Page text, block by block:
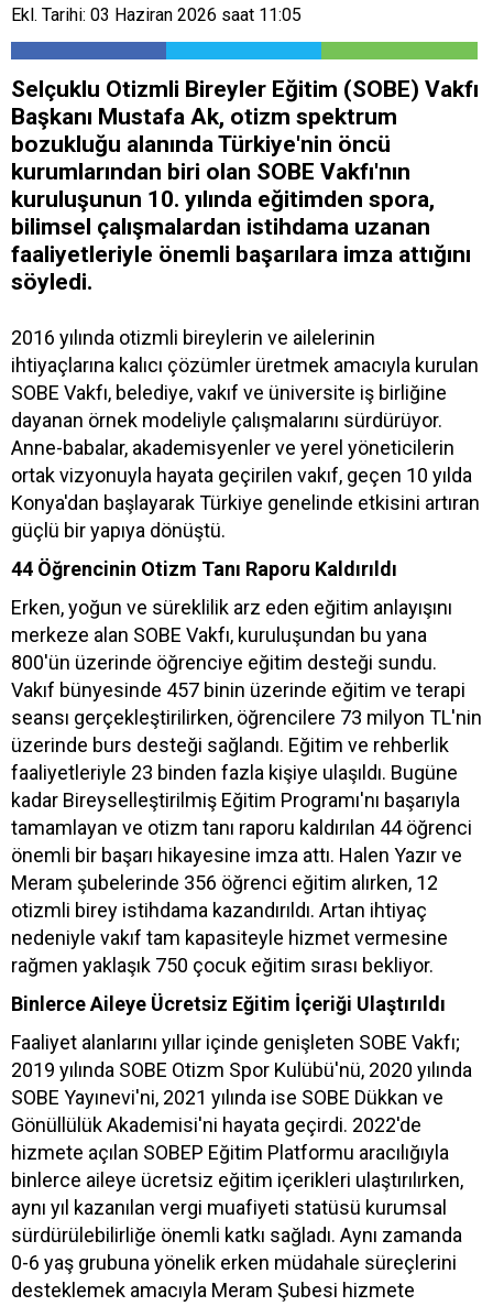
Ekl. Tarihi: 03 Haziran 2026 saat 11:05
Selçuklu Otizmli Bireyler Eğitim (SOBE) Vakfı
Başkanı Mustafa Ak, otizm spektrum
bozukluğu alanında Türkiye'nin öncü
kurumlarından biri olan SOBE Vakfı'nın
kuruluşunun 10. yılında eğitimden spora,
bilimsel çalışmalardan istihdama uzanan
faaliyetleriyle önemli başarılara imza attığını
söyledi.
2016 yılında otizmli bireylerin ve ailelerinin
ihtiyaçlarına kalıcı çözümler üretmek amacıyla kurulan
SOBE Vakfı, belediye, vakıf ve üniversite iş birliğine
dayanan örnek modeliyle çalışmalarını sürdürüyor.
Anne-babalar, akademisyenler ve yerel yöneticilerin
ortak vizyonuyla hayata geçirilen vakıf, geçen 10 yılda
Konya'dan başlayarak Türkiye genelinde etkisini artıran
güçlü bir yapıya dönüştü.
44 Öğrencinin Otizm Tanı Raporu Kaldırıldı
Erken, yoğun ve süreklilik arz eden eğitim anlayışını
merkeze alan SOBE Vakfı, kuruluşundan bu yana
800'ün üzerinde öğrenciye eğitim desteği sundu.
Vakıf bünyesinde 457 binin üzerinde eğitim ve terapi
seansı gerçekleştirilirken, öğrencilere 73 milyon TL'nin
üzerinde burs desteği sağlandı. Eğitim ve rehberlik
faaliyetleriyle 23 binden fazla kişiye ulaşıldı. Bugüne
kadar Bireyselleştirilmiş Eğitim Programı'nı başarıyla
tamamlayan ve otizm tanı raporu kaldırılan 44 öğrenci
önemli bir başarı hikayesine imza attı. Halen Yazır ve
Meram şubelerinde 356 öğrenci eğitim alırken, 12
otizmli birey istihdama kazandırıldı. Artan ihtiyaç
nedeniyle vakıf tam kapasiteyle hizmet vermesine
rağmen yaklaşık 750 çocuk eğitim sırası bekliyor.
Binlerce Aileye Ücretsiz Eğitim İçeriği Ulaştırıldı
Faaliyet alanlarını yıllar içinde genişleten SOBE Vakfı;
2019 yılında SOBE Otizm Spor Kulübü'nü, 2020 yılında
SOBE Yayınevi'ni, 2021 yılında ise SOBE Dükkan ve
Gönüllülük Akademisi'ni hayata geçirdi. 2022'de
hizmete açılan SOBEP Eğitim Platformu aracılığıyla
binlerce aileye ücretsiz eğitim içerikleri ulaştırılırken,
aynı yıl kazanılan vergi muafiyeti statüsü kurumsal
sürdürülebilirliğe önemli katkı sağladı. Aynı zamanda
0-6 yaş grubuna yönelik erken müdahale süreçlerini
desteklemek amacıyla Meram Şubesi hizmete